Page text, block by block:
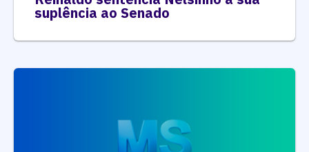
suplência ao Senado